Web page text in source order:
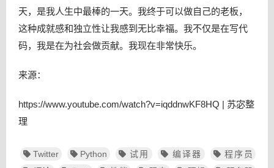
天，是我人生中最棒的一天。我终于可以做自己的老板，
这种成就感和独立性让我感到无比幸福。我不仅是在写代
码，我是在为社会做贡献。我现在非常快乐。
来源：
https://www.youtube.com/watch?v=iqddnwKF8HQ | 苏宓整
理
Twitter Python 试用 编译器
程序员